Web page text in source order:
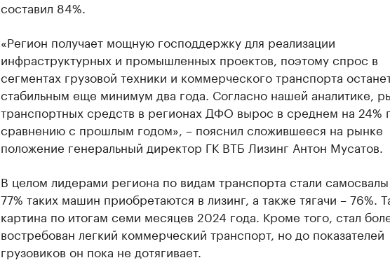
составил 84%.
«Регион получает мощную господдержку для реализации
инфраструктурных и промышленных проектов, поэтому спрос в
сегментах грузовой техники и коммерческого транспорта
стабильным еще минимум два года. Согласно нашей аналитике,
транспортных средств в регионах ДФО вырос в среднем на 24%
сравнению с прошлым годом», – пояснил сложившееся на рынке
положение генеральный директор ГК ВТБ Лизинг Антон Мусатов.
В целом лидерами региона по видам транспорта стали
77% таких машин приобретаются в лизинг, а также тягачи – 76%.
картина по итогам семи месяцев 2024 года. Кроме того, стал
востребован легкий коммерческий транспорт, но до показателей
грузовиков он пока не дотягивает.